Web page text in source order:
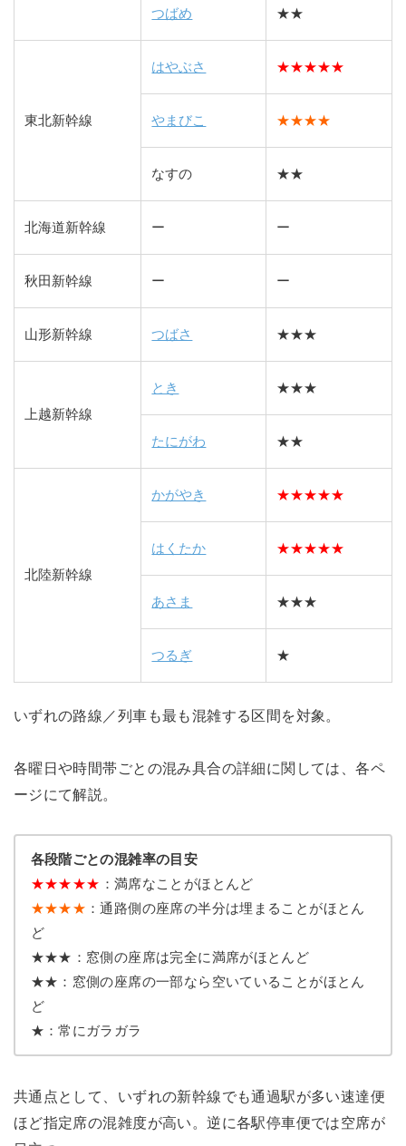
つばめ ★★
東北新幹線
はやぶさ ★★★★★
やまびこ ★★★★
なすの ★★
北海道新幹線 ー ー
秋田新幹線 ー ー
山形新幹線 つばさ ★★★
上越新幹線
とき ★★★
たにがわ ★★
北陸新幹線
かがやき ★★★★★
はくたか ★★★★★
あさま ★★★
つるぎ ★
いずれの路線／列車も最も混雑する区間を対象。
各曜日や時間帯ごとの混み具合の詳細に関しては、各ペ
ージにて解説。
各段階ごとの混雑率の目安
★★★★★ ：満席なことがほとんど
★★★★ ：通路側の座席の半分は埋まることがほとん
ど
★★★：窓側の座席は完全に満席がほとんど
★★：窓側の座席の一部なら空いていることがほとん
ど
★：常にガラガラ
共通点として、いずれの新幹線でも通過駅が多い速達便
ほど指定席の混雑度が高い。逆に各駅停車便では空席が